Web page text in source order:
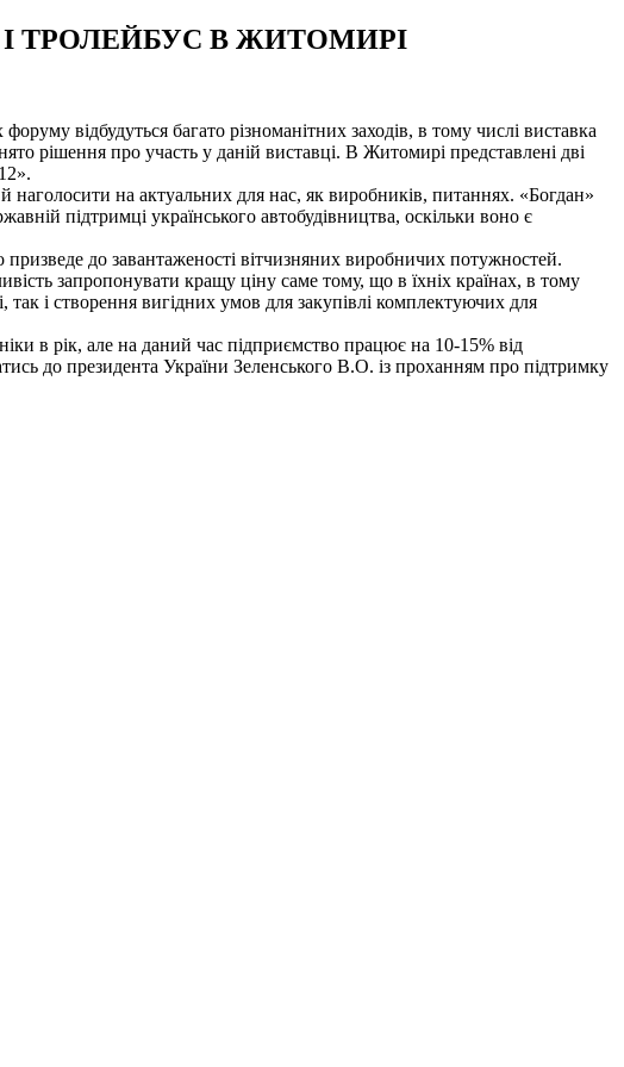
ТРОЛЕЙБУС В ЖИТОМИРІ
відбудуться багато різноманітних заходів, в тому числі виставка
рішення про участь у даній виставці. В Житомирі представлені дві
на актуальних для нас, як виробників, питаннях. «Богдан»
підтримці українського автобудівництва, оскільки воно є
до завантаженості вітчизняних виробничих потужностей.
запропонувати кращу ціну саме тому, що в їхніх країнах, в тому
так і створення вигідних умов для закупівлі комплектуючих для
в рік, але на даний час підприємство працює на 10-15% від
до президента України Зеленського В.О. із проханням про підтримку